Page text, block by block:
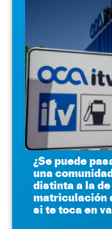
¿Se puede
una
distinta a la de
matriculación
si te toca en